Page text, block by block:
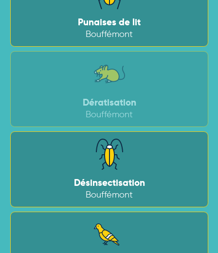
Punaises de lit
Bouffémont
Dératisation
Bouffémont
Désinsectisation
Bouffémont